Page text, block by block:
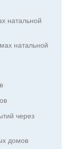
натальной
натальной
через
домов